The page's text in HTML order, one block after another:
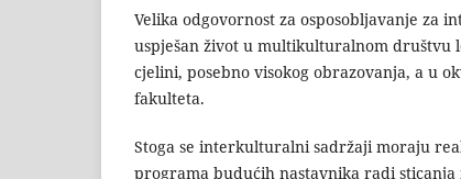
Velika odgovornost za osposobljavanje za
uspješan život u multikulturalnom društvu
cjelini, posebno visokog obrazovanja, a u
fakulteta.
Stoga se interkulturalni sadržaji moraju
programa budućih nastavnika radi